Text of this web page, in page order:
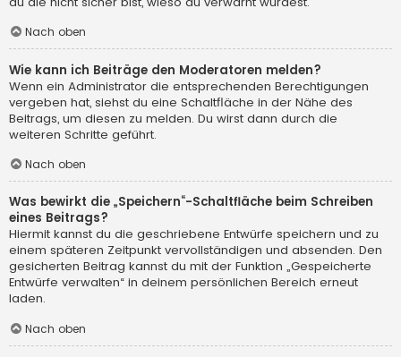
Nach oben
Wie kann ich Beiträge den Moderatoren melden?
Wenn ein Administrator die entsprechenden Berechtigungen
vergeben hat, siehst du eine Schaltfläche in der Nähe des
Beitrags, um diesen zu melden. Du wirst dann durch die
weiteren Schritte geführt.
Nach oben
Was bewirkt die „Speichern“-Schaltfläche beim Schreiben
eines Beitrags?
Hiermit kannst du die geschriebene Entwürfe speichern und zu
einem späteren Zeitpunkt vervollständigen und absenden. Den
gesicherten Beitrag kannst du mit der Funktion „Gespeicherte
Entwürfe verwalten“ in deinem persönlichen Bereich erneut
laden.
Nach oben